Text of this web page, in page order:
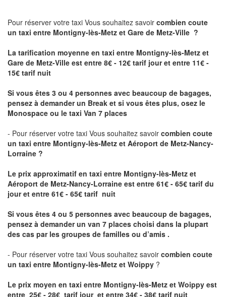
Pour réserver votre taxi Vous souhaitez savoir combien coute
un taxi entre Montigny-lès-Metz et Gare de Metz-Ville ?
La tarification moyenne en taxi entre Montigny-lès-Metz et
Gare de Metz-Ville est entre 8€ - 12€ tarif jour et entre 11€ -
15€ tarif nuit
Si vous êtes 3 ou 4 personnes avec beaucoup de bagages,
pensez à demander un Break et si vous êtes plus, osez le
Monospace ou le taxi Van 7 places
- Pour réserver votre taxi Vous souhaitez savoir combien coute
un taxi entre Montigny-lès-Metz et Aéroport de Metz-Nancy-
Lorraine ?
Le prix approximatif en taxi entre Montigny-lès-Metz et
Aéroport de Metz-Nancy-Lorraine est entre 61€ - 65€ tarif du
jour et entre 61€ - 65€ tarif nuit
Si vous êtes 4 ou 5 personnes avec beaucoup de bagages,
pensez à demander un van 7 places choisi dans la plupart
des cas par les groupes de familles ou d’amis .
- Pour réserver votre taxi Vous souhaitez savoir combien coute
un taxi entre Montigny-lès-Metz et Woippy ?
Le prix moyen en taxi entre Montigny-lès-Metz et Woippy est
entre 25€ - 28€ tarif jour et entre 34€ - 38€ tarif nuit